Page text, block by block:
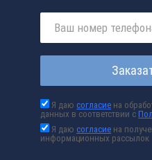
Я даюсогласие на
данных в соответствии с
Я даюсогласие на
информационных рассылок